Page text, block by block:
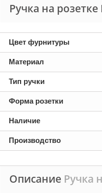
Ручка на
Цвет фурнитуры
Материал
Тип ручки
Форма розетки
Наличие
Производство
Описание Ручка